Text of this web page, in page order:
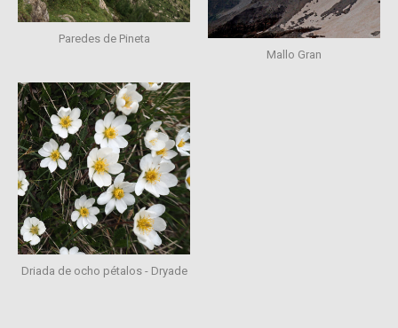
Paredes de Pineta
Driada de ocho pétalos - Dryade
Mallo Gran